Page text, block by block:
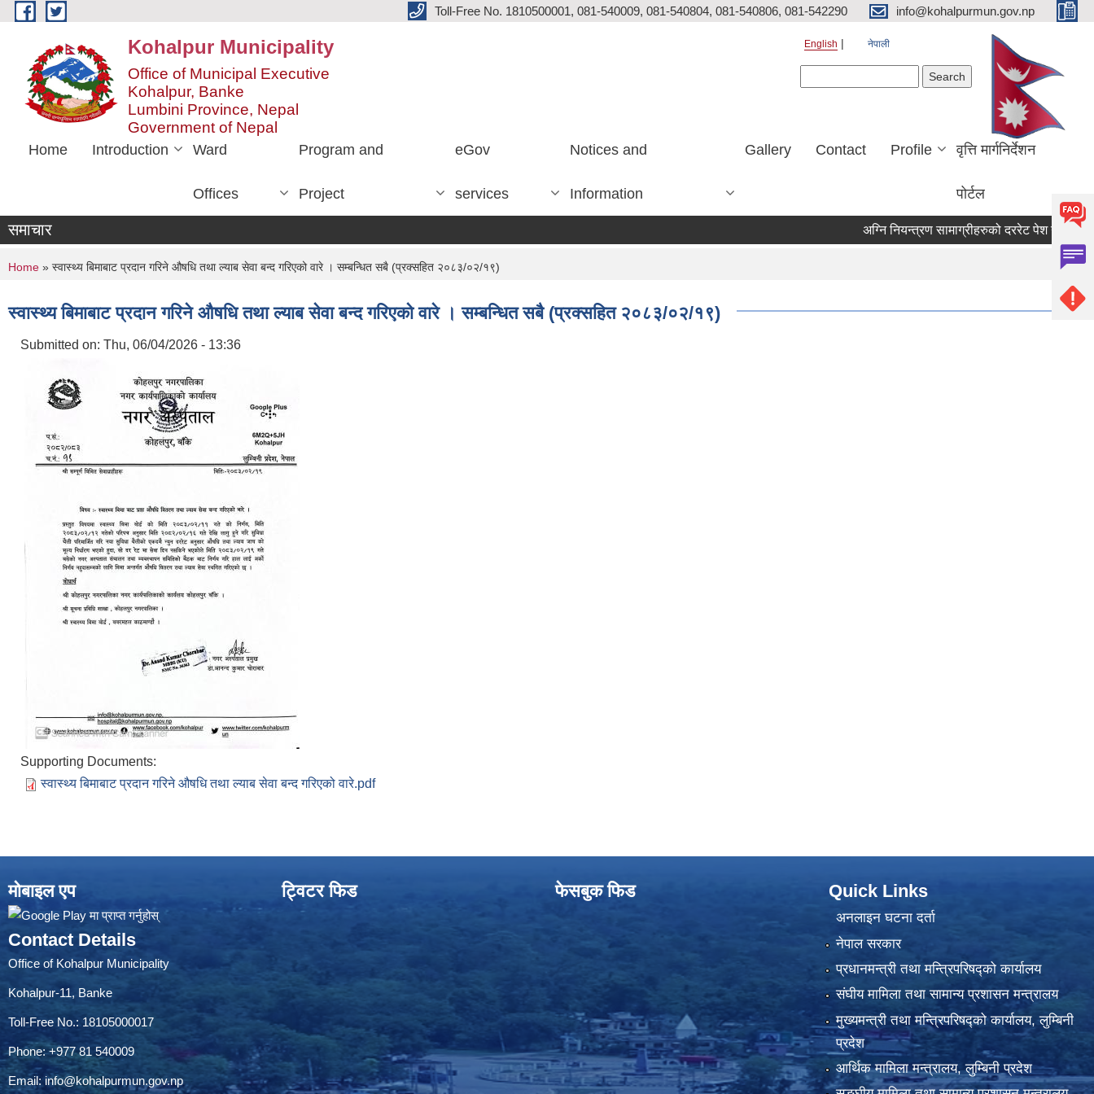
Skip to main content Toll-Free No. 1810500001, 081-540009, 081-540804, 081-540806, 081-542290 info@kohalpurmun.gov.np
Kohalpur Municipality
Office of Municipal Executive
Kohalpur, Banke
Lumbini Province, Nepal
Government of Nepal
English नेपाली
Home Introduction Ward
Offices
Program and
Project
eGov
services
Notices and
Information
Gallery Contact Profile वृत्ति मार्गनिर्देशन
पोर्टल
समाचार
You are here
Home » स्वास्थ्य बिमाबाट प्रदान गरिने औषधि तथा ल्याब सेवा बन्द गरिएको वारे । सम्बन्धित सबै (प्रक्सहित २०८३/०२/१९)
स्वास्थ्य बिमाबाट प्रदान गरिने औषधि तथा ल्याब सेवा बन्द गरिएको वारे । सम्बन्धित सबै (प्रक्सहित २०८३/०२/१९)
Submitted on: Thu, 06/04/2026 - 13:36
Supporting Documents:
स्वास्थ्य बिमाबाट प्रदान गरिने औषधि तथा ल्याब सेवा बन्द गरिएको वारे.pdf
मोबाइल एप
Contact Details
Office of Kohalpur Municipality
Kohalpur-11, Banke
Toll-Free No.: 18105000017
Phone: +977 81 540009
Email: info@kohalpurmun.gov.np
ट्विटर फिड फेसबुक फिड Quick Links
अनलाइन घटना दर्ता
नेपाल सरकार
प्रधानमन्त्री तथा मन्त्रिपरिषद्को कार्यालय
संघीय मामिला तथा सामान्य प्रशासन मन्त्रालय
मुख्यमन्त्री तथा मन्त्रिपरिषद्को कार्यालय, लुम्बिनी
प्रदेश
आर्थिक मामिला मन्त्रालय, लुम्बिनी प्रदेश